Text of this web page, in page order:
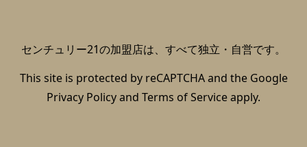
センチュリー21の加盟店は、すべて独立・自営です。
This site is protected by reCAPTCHA and the Google
Privacy Policyand Terms of Serviceapply.